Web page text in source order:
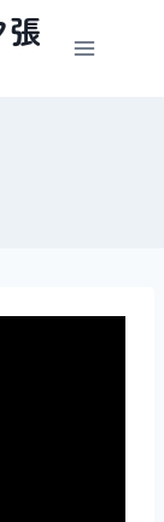
張